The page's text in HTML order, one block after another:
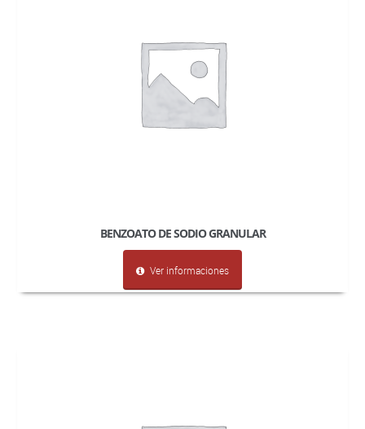
BENZOATO DE SODIO GRANULAR
Ver informaciones